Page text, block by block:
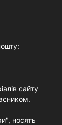
сайту
носять